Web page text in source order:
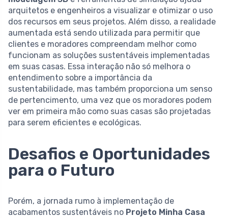
arquitetos e engenheiros a visualizar e otimizar o uso
dos recursos em seus projetos. Além disso, a realidade
aumentada está sendo utilizada para permitir que
clientes e moradores compreendam melhor como
funcionam as soluções sustentáveis implementadas
em suas casas. Essa interação não só melhora o
entendimento sobre a importância da
sustentabilidade, mas também proporciona um senso
de pertencimento, uma vez que os moradores podem
ver em primeira mão como suas casas são projetadas
para serem eficientes e ecológicas.
Desafios e Oportunidades
para o Futuro
Porém, a jornada rumo à implementação de
acabamentos sustentáveis no Projeto Minha Casa